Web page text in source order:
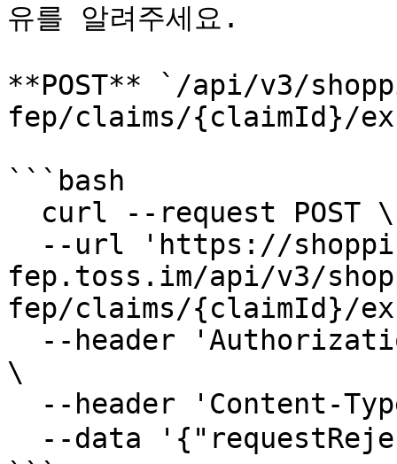
유를 알려주세요.
**POST** `/api/v3/
fep/claims/{claimId}/
```bash
fep.toss.im/api/v3/
fep/claims/{claimId}/
\